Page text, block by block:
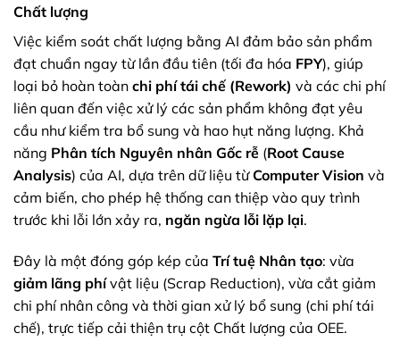
Chất lượng
Việc kiểm soát chất lượng bằng AI đảm bảo sản phẩm
đạt chuẩn ngay từ lần đầu tiên (tối đa hóa FPY), giúp
loại bỏ hoàn toàn chi phí tái chế (Rework) và các chi phí
liên quan đến việc xử lý các sản phẩm không đạt yêu
cầu như kiểm tra bổ sung và hao hụt năng lượng. Khả
năng Phân tích Nguyên nhân Gốc rễ (Root Cause
Analysis) của AI, dựa trên dữ liệu từComputer Vision và
cảm biến, cho phép hệ thống can thiệp vào quy trình
trước khi lỗi lớn xảy ra, ngăn ngừa lỗi lặp lại.
Đây là một đóng góp kép của Trí tuệ Nhân tạo: vừa
giảm lãng phívật liệu (Scrap Reduction), vừa cắt giảm
chi phí nhân công và thời gian xử lý bổ sung (chi phí tái
chế), trực tiếp cải thiện trụ cột Chất lượng của OEE.